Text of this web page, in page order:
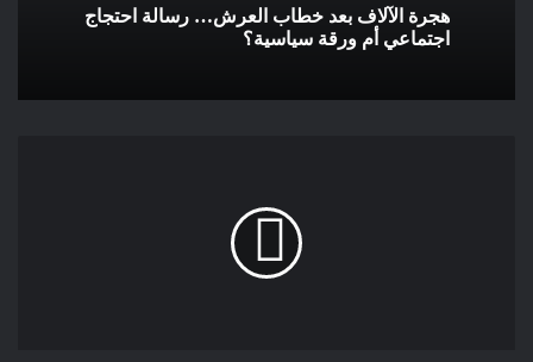
كَثِيرٌ مِنَ الآخِرِينَ .. أُولَئِكَ مَمْنُوعُونَ،
” الحُصَلاءُ” فِي أَرْضِ التَّقْصِيرِ..
مِيَّاهُ الحَيَاةِ .. هَرِيرًا تَدَفَّقَتْ،
لَدَغَةُ الفُسْطَاطِ المُنِيخِ،
التَّضَارِيسُ الحَمْرَاءُ .. تَشَدَّقَتْ،
هجرة الآلاف بعد خطاب العرش… رسالة احتجاج
اجتماعي أم ورقة سياسية؟